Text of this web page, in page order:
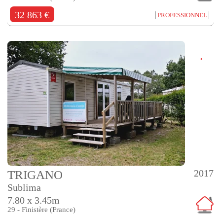
32 863 € PROFESSIONNEL
2017
TRIGANO
Sublima
7.80 x 3.45m
29 - Finistère (France)